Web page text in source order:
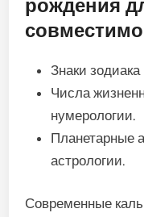
рождения
Знаки
Числа
нумерологии.
Планетарные
астрологии.
Современные